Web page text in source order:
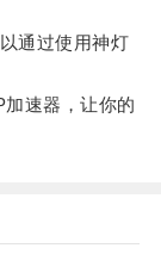
通过使用神灯
速器，让你的